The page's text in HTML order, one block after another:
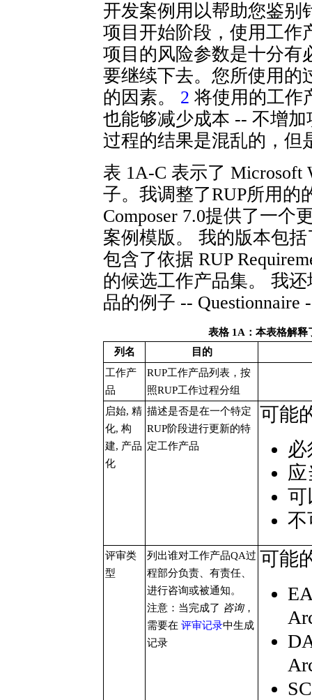
开发案例用以帮助您鉴别
项目开始阶段，使用工作
项目的风险参数是十分有
要继续下去。您所使用的
的因素。
2 将使用的工作
也能够减少成本 -- 不增
过程的结果是混乱的，但
表 1A-C 表示了 Microsoft
子。我调整了RUP所用的
Composer 7.0提供了一个
案例模版。 我的版本包
包含了依据 RUP
的候选工作产品集。 我
品的例子 --
表格 1A：本表格解释
列名
目的
工作产
品
RUP工作产品列表，按
照RUP工作过程分组
启始, 精
化, 构
建, 产品
化
描述是否是在一个特定
RUP阶段进行更新的特
定工作产品
可能
必
应
可
不
评审类
型
列出谁对工作产品QA过
程部分负责、有责任、
进行咨询或被通知。
注意：当完成了 咨询，
需要在 评审记录中生成
记录
可能